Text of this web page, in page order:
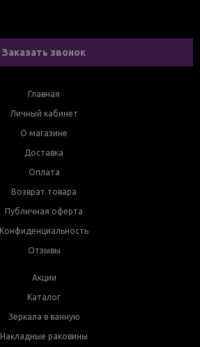
Заказать звонок
Главная
Личный кабинет
О магазине
Доставка
Оплата
Возврат товара
Публичная оферта
Конфиденциальность
Отзывы
Акции
Каталог
Зеркала в ванную
Накладные раковины